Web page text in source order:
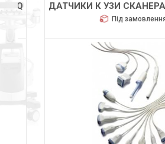
ДАТЧИКИ К УЗИ
Під